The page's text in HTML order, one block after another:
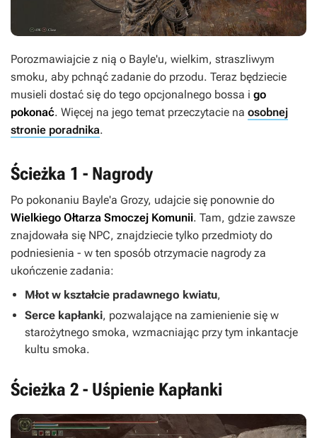
Porozmawiajcie z nią o Bayle'u, wielkim, straszliwym
smoku, aby pchnąć zadanie do przodu. Teraz będziecie
musieli dostać się do tego opcjonalnego bossa i go
pokonać. Więcej na jego temat przeczytacie na osobnej
stronie poradnika.
Ścieżka 1 - Nagrody
Po pokonaniu Bayle'a Grozy, udajcie się ponownie do
Wielkiego Ołtarza Smoczej Komunii. Tam, gdzie zawsze
znajdowała się NPC, znajdziecie tylko przedmioty do
podniesienia - w ten sposób otrzymacie nagrody za
ukończenie zadania:
Młot w kształcie pradawnego kwiatu,
Serce kapłanki, pozwalające na zamienienie się w
starożytnego smoka, wzmacniając przy tym inkantacje
kultu smoka.
Ścieżka 2 - Uśpienie Kapłanki